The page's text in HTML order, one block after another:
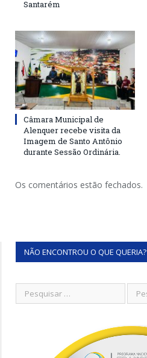
Santarém
Câmara Municipal de
Alenquer recebe visita da
Imagem de Santo Antônio
durante Sessão Ordinária.
Os comentários estão fechados.
NÃO ENCONTROU O QUE QUERIA?